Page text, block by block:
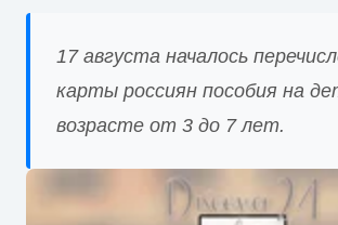
17 августа началось
карты россиян пособия на
возрасте от 3 до 7 лет.